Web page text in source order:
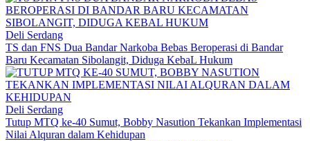
Deli Serdang
TS dan FNS Dua Bandar Narkoba Bebas Beroperasi di Bandar
Baru Kecamatan Sibolangit, Diduga KebaL Hukum
Deli Serdang
Tutup MTQ ke-40 Sumut, Bobby Nasution Tekankan Implementasi
Nilai Alquran dalam Kehidupan